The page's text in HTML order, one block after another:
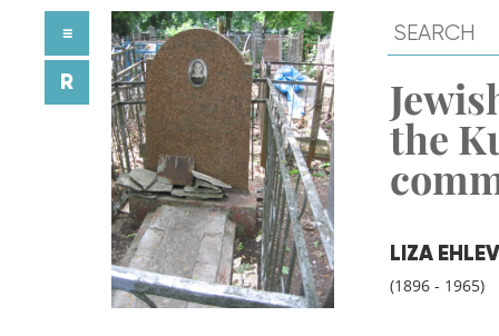
the
LIZA
(1896 - 1965)
≡
R